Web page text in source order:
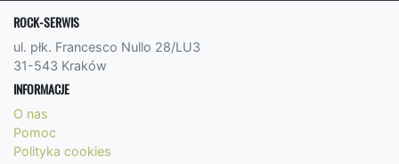
ROCK-SERWIS
ul. płk. Francesco Nullo 28/LU3
31-543 Kraków
INFORMACJE
O nas
Pomoc
Polityka cookies